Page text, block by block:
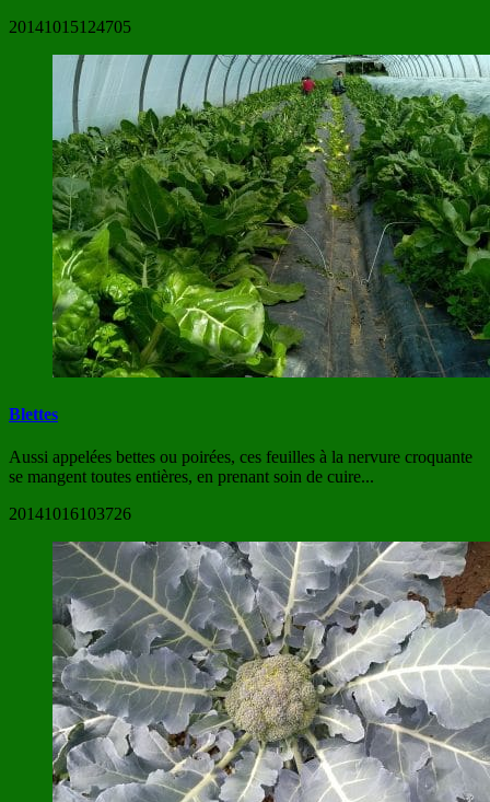
20141015124705
Blettes
Aussi appelées bettes ou poirées, ces feuilles à la nervure croquante
se mangent toutes entières, en prenant soin de cuire...
20141016103726